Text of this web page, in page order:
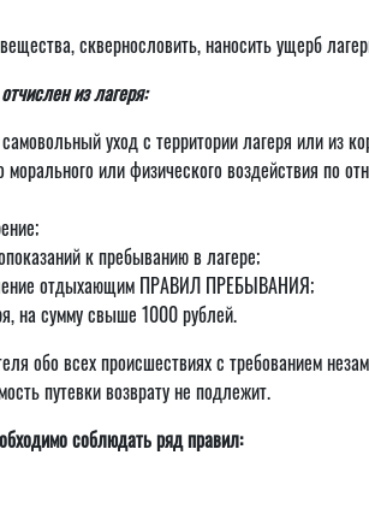
сквернословить, наносить ущерб
из лагеря:
уход с территории лагеря или из
морального или физического воздействия по
к пребыванию в лагере;
отдыхающим ПРАВИЛ ПРЕБЫВАНИЯ;
на сумму свыше 1000 рублей.
обо всех происшествиях с требованием
путевки возврату не подлежит.
соблюдать ряд правил: